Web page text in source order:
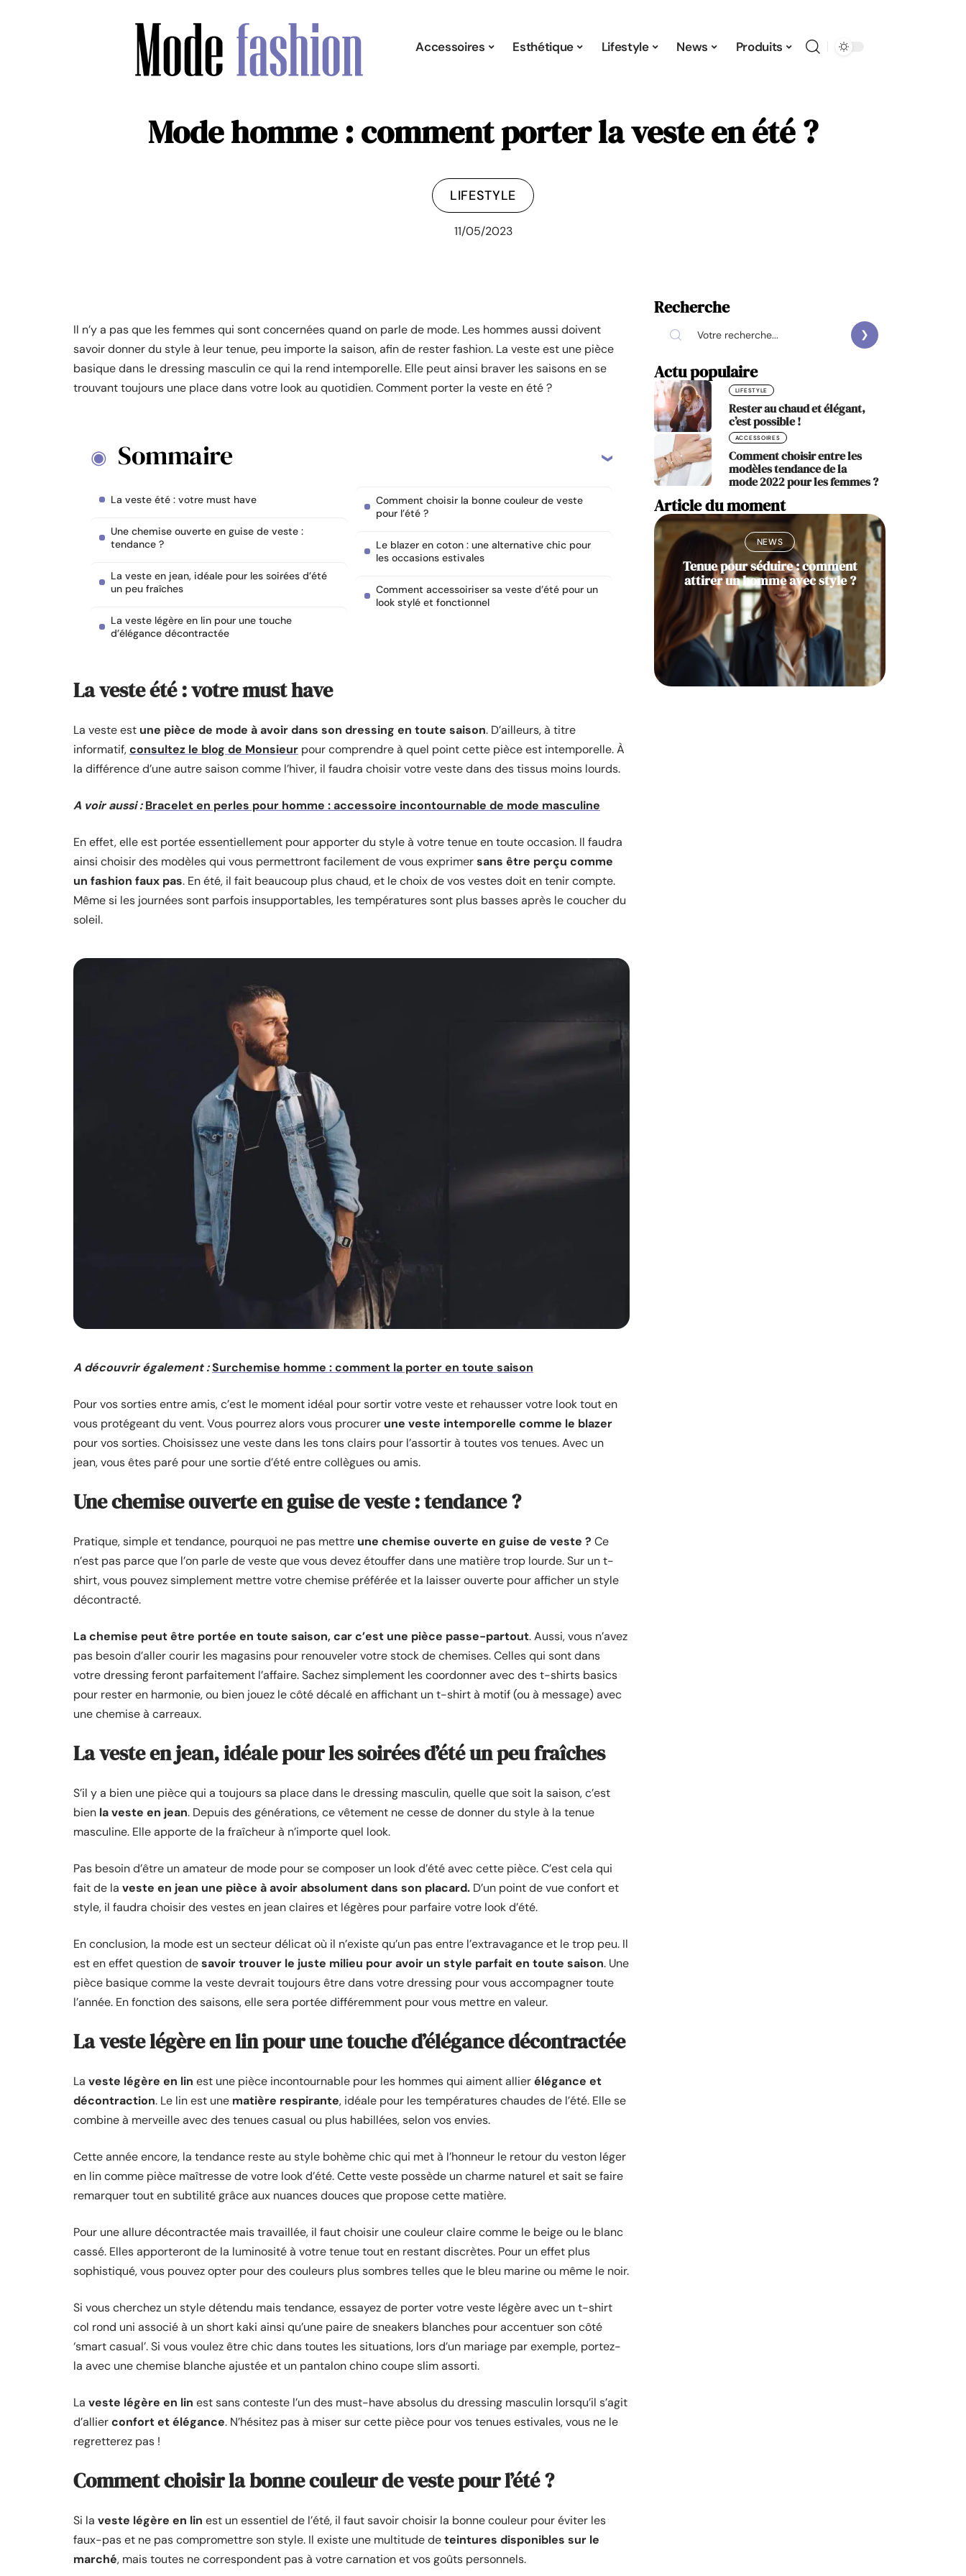
Accessoires Esthétique Lifestyle News Produits
Mode homme : comment porter la veste en été ?
LIFESTYLE
11/05/2023
Il n’y a pas que les femmes qui sont concernées quand on parle de mode. Les hommes aussi doivent
savoir donner du style à leur tenue, peu importe la saison, afin de rester fashion. La veste est une pièce
basique dans le dressing masculin ce qui la rend intemporelle. Elle peut ainsi braver les saisons en se
trouvant toujours une place dans votre look au quotidien. Comment porter la veste en été ?
Sommaire
La veste été : votre must have
Une chemise ouverte en guise de veste :
tendance ?
La veste en jean, idéale pour les soirées d’été
un peu fraîches
La veste légère en lin pour une touche
d’élégance décontractée
Comment choisir la bonne couleur de veste
pour l’été ?
Le blazer en coton : une alternative chic pour
les occasions estivales
Comment accessoiriser sa veste d’été pour un
look stylé et fonctionnel
La veste été : votre must have
La veste est une pièce de mode à avoir dans son dressing en toute saison. D’ailleurs, à titre
informatif,consultez le blog de Monsieur pour comprendre à quel point cette pièce est intemporelle. À
la différence d’une autre saison comme l’hiver, il faudra choisir votre veste dans des tissus moins lourds.
A voir aussi : Bracelet en perles pour homme : accessoire incontournable de mode masculine
En effet, elle est portée essentiellement pour apporter du style à votre tenue en toute occasion. Il faudra
ainsi choisir des modèles qui vous permettront facilement de vous exprimersans être perçu comme
un fashion faux pas. En été, il fait beaucoup plus chaud, et le choix de vos vestes doit en tenir compte.
Même si les journées sont parfois insupportables, les températures sont plus basses après le coucher du
soleil.
A découvrir également :Surchemise homme : comment la porter en toute saison
Pour vos sorties entre amis, c’est le moment idéal pour sortir votre veste et rehausser votre look tout en
vous protégeant du vent. Vous pourrez alors vous procurer une veste intemporelle comme le blazer
pour vos sorties. Choisissez une veste dans les tons clairs pour l’assortir à toutes vos tenues. Avec un
jean, vous êtes paré pour une sortie d’été entre collègues ou amis.
Une chemise ouverte en guise de veste : tendance ?
Pratique, simple et tendance, pourquoi ne pas mettre une chemise ouverte en guise de veste ? Ce
n’est pas parce que l’on parle de veste que vous devez étouffer dans une matière trop lourde. Sur un t-
shirt, vous pouvez simplement mettre votre chemise préférée et la laisser ouverte pour afficher un style
décontracté.
La chemise peut être portée en toute saison, car c’est une pièce passe-partout. Aussi, vous n’avez
pas besoin d’aller courir les magasins pour renouveler votre stock de chemises. Celles qui sont dans
votre dressing feront parfaitement l’affaire. Sachez simplement les coordonner avec des t-shirts basics
pour rester en harmonie, ou bien jouez le côté décalé en affichant un t-shirt à motif (ou à message) avec
une chemise à carreaux.
La veste en jean, idéale pour les soirées d’été un peu fraîches
S’il y a bien une pièce qui a toujours sa place dans le dressing masculin, quelle que soit la saison, c’est
bien la veste en jean. Depuis des générations, ce vêtement ne cesse de donner du style à la tenue
masculine. Elle apporte de la fraîcheur à n’importe quel look.
Pas besoin d’être un amateur de mode pour se composer un look d’été avec cette pièce. C’est cela qui
fait de la veste en jean une pièce à avoir absolument dans son placard. D’un point de vue confort et
style, il faudra choisir des vestes en jean claires et légères pour parfaire votre look d’été.
En conclusion, la mode est un secteur délicat où il n’existe qu’un pas entre l’extravagance et le trop peu. Il
est en effet question desavoir trouver le juste milieu pour avoir un style parfait en toute saison. Une
pièce basique comme la veste devrait toujours être dans votre dressing pour vous accompagner toute
l’année. En fonction des saisons, elle sera portée différemment pour vous mettre en valeur.
La veste légère en lin pour une touche d’élégance décontractée
La veste légère en lin est une pièce incontournable pour les hommes qui aiment allierélégance et
décontraction. Le lin est une matière respirante, idéale pour les températures chaudes de l’été. Elle se
combine à merveille avec des tenues casual ou plus habillées, selon vos envies.
Cette année encore, la tendance reste au style bohème chic qui met à l’honneur le retour du veston léger
en lin comme pièce maîtresse de votre look d’été. Cette veste possède un charme naturel et sait se faire
remarquer tout en subtilité grâce aux nuances douces que propose cette matière.
Pour une allure décontractée mais travaillée, il faut choisir une couleur claire comme le beige ou le blanc
cassé. Elles apporteront de la luminosité à votre tenue tout en restant discrètes. Pour un effet plus
sophistiqué, vous pouvez opter pour des couleurs plus sombres telles que le bleu marine ou même le noir.
Si vous cherchez un style détendu mais tendance, essayez de porter votre veste légère avec un t-shirt
col rond uni associé à un short kaki ainsi qu’une paire de sneakers blanches pour accentuer son côté
‘smart casual’. Si vous voulez être chic dans toutes les situations, lors d’un mariage par exemple, portez-
la avec une chemise blanche ajustée et un pantalon chino coupe slim assorti.
La veste légère en lin est sans conteste l’un des must-have absolus du dressing masculin lorsqu’il s’agit
d’allierconfort et élégance. N’hésitez pas à miser sur cette pièce pour vos tenues estivales, vous ne le
regretterez pas !
Comment choisir la bonne couleur de veste pour l’été ?
Si la veste légère en lin est un essentiel de l’été, il faut savoir choisir la bonne couleur pour éviter les
faux-pas et ne pas compromettre son style. Il existe une multitude deteintures disponibles sur le
marché, mais toutes ne correspondent pas à votre carnation et vos goûts personnels.
Recherche
Actu populaire
LIFESTYLE
Rester au chaud et élégant,
c’est possible !
ACCESSOIRES
Comment choisir entre les
modèles tendance de la
mode 2022 pour les femmes ?
Article du moment
NEWS
Tenue pour séduire : comment
attirer un homme avec style ?